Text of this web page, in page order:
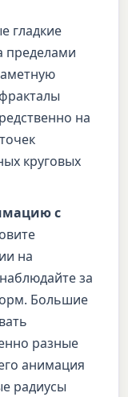
гладкие
пределами
на
круговых
с
на
за
Большие
разные
анимация
радиусы